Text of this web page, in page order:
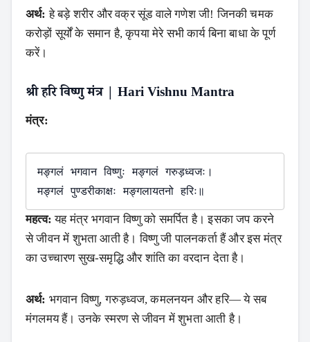
अर्थ: हे बड़े शरीर और वक्र सूंड वाले गणेश जी! जिनकी चमक
करोड़ों सूर्यों के समान है, कृपया मेरे सभी कार्य बिना बाधा के पूर्ण
करें।
श्री हरि विष्णु मंत्र | Hari Vishnu Mantra
मंत्र:
मङ्गलं भगवान विष्णुः मङ्गलं गरुड़ध्वजः।
महत्व: यह मंत्र भगवान विष्णु को समर्पित है। इसका जप करने
से जीवन में शुभता आती है। विष्णु जी पालनकर्ता हैं और इस मंत्र
का उच्चारण सुख-समृद्धि और शांति का वरदान देता है।
अर्थ: भगवान विष्णु, गरुड़ध्वज, कमलनयन और हरि— ये सब
मंगलमय हैं। उनके स्मरण से जीवन में शुभता आती है।